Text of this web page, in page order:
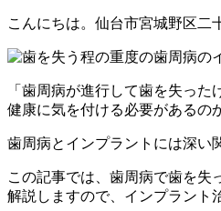
こんにちは。仙台市宮城野区二
「歯周病が進行して歯を失っ
健康に気を付ける必要があるの
歯周病とインプラントには深い
この記事では、歯周病で歯を失
解説しますので、インプラント